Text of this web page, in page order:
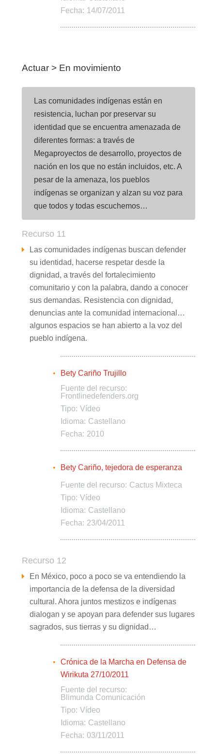
Fecha: 14/07/2011
Actuar > En movimiento
Las comunidades indígenas están en
resistencia, luchan por preservar su
identidad que se encuentra amenazada de
diferentes formas: a través de
Megaproyectos de desarrollo, proyectos de
nación en los que no están incluidos, etc. A
pesar de la amenaza, los pueblos
indígenas se organizan y alzan su voz para
que todos y todas escuchemos…
Recurso 11
Las comunidades indígenas buscan defender
su identidad, hacerse respetar desde la
dignidad, a través del fortalecimiento
comunitario y con la palabra, dando a conocer
sus demandas. Resistencia con dignidad,
denuncias ante la comunidad internacional…
algunos espacios se han abierto a la voz del
pueblo indígena.
Bety Cariño Trujillo
Fuente del recurso:
Frontlinedefenders.org
Tipo: Vídeo
Idioma: Castellano
Fecha: 2010
Bety Cariño, tejedora de esperanza
Fuente del recurso: Cactus Mixteca
Tipo: Vídeo
Idioma: Castellano
Fecha: 23/04/2011
Recurso 12
En México, poco a poco se va entendiendo la
importancia de la defensa de la diversidad
cultural. Ahora juntos mestizos e indígenas
dialogan y se apoyan para defender sus lugares
sagrados, sus tierras y su dignidad…
Crónica de la Marcha en Defensa de
Wirikuta 27/10/2011
Fuente del recurso:
Blimunda Comunicación
Tipo: Vídeo
Idioma: Castellano
Fecha: 03/11/2011